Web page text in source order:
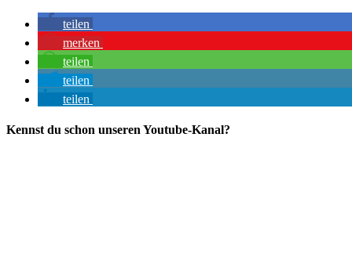
teilen
merken
teilen
teilen
teilen
Kennst du schon unseren Youtube-Kanal?